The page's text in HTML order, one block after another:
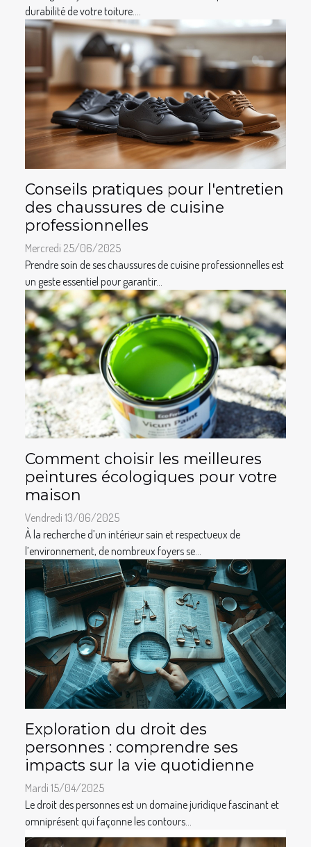
durabilité de votre toiture....
Conseils pratiques pour l'entretien
des chaussures de cuisine
professionnelles
Mercredi 25/06/2025
Prendre soin de ses chaussures de cuisine professionnelles est
un geste essentiel pour garantir...
Comment choisir les meilleures
peintures écologiques pour votre
maison
Vendredi 13/06/2025
À la recherche d’un intérieur sain et respectueux de
l’environnement, de nombreux foyers se...
Exploration du droit des
personnes : comprendre ses
impacts sur la vie quotidienne
Mardi 15/04/2025
Le droit des personnes est un domaine juridique fascinant et
omniprésent qui façonne les contours...